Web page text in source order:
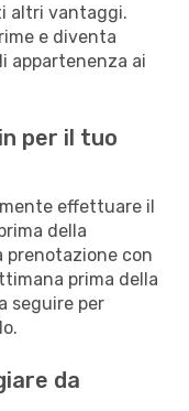
altri vantaggi.
e diventa
appartenenza ai
per il tuo
effettuare il
della
prenotazione con
prima della
seguire per
da